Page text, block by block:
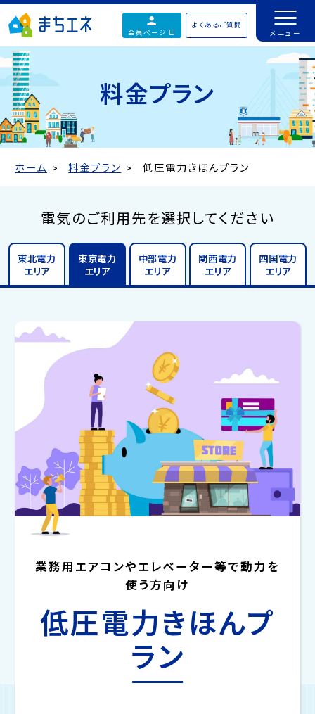
会員ページ
よくあるご質問
料金プラン
ホーム 料金プラン 低圧電力きほんプラン
電気のご利用先を選択してください
東北電力
エリア
東京電力
エリア
中部電力
エリア
関西電力
エリア
四国電力
エリア
業務用エアコンやエレベーター等で動力を
使う方向け
低圧電力きほんプ
ラン